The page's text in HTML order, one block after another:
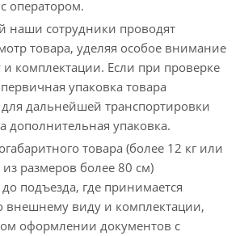
оператором.
наши сотрудники проводят
товара, уделяя особое внимание
комплектации. Если при проверке
упаковка товара
дальнейшей транспортировки
дополнительная упаковка.
товара (более 12 кг или
размеров более 80 см)
до подъезда, где принимается
внешнему виду и комплектации,
оформлении документов с